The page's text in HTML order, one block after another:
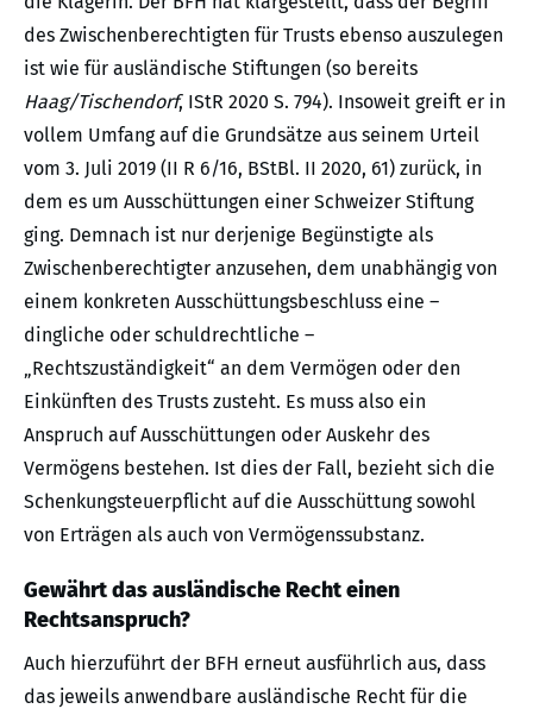
des Zwischenberechtigten für Trusts ebenso auszulegen
ist wie für ausländische Stiftungen (so bereits
Haag/Tischendorf, IStR 2020 S. 794). Insoweit greift er in
vollem Umfang auf die Grundsätze aus seinem Urteil
vom 3. Juli 2019 (II R 6/16, BStBl. II 2020, 61) zurück, in
dem es um Ausschüttungen einer Schweizer Stiftung
ging. Demnach ist nur derjenige Begünstigte als
Zwischenberechtigter anzusehen, dem unabhängig von
einem konkreten Ausschüttungsbeschluss eine –
dingliche oder schuldrechtliche –
„Rechtszuständigkeit“ an dem Vermögen oder den
Einkünften des Trusts zusteht. Es muss also ein
Anspruch auf Ausschüttungen oder Auskehr des
Vermögens bestehen. Ist dies der Fall, bezieht sich die
Schenkungsteuerpflicht auf die Ausschüttung sowohl
von Erträgen als auch von Vermögenssubstanz.
Gewährt das ausländische Recht einen
Rechtsanspruch?
Auch hierzuführt der BFH erneut ausführlich aus, dass
das jeweils anwendbare ausländische Recht für die